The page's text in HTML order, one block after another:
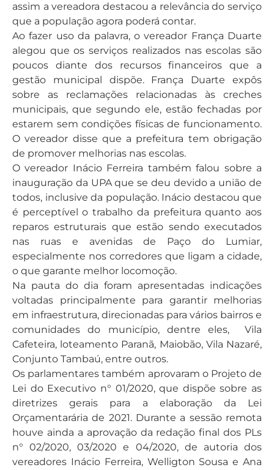
assim a vereadora destacou a relevância do serviço
que a população agora poderá contar.
Ao fazer uso da palavra, o vereador França Duarte
alegou que os serviços realizados nas escolas são
poucos diante dos recursos financeiros que a
gestão municipal dispõe. França Duarte expôs
sobre as reclamações relacionadas às creches
municipais, que segundo ele, estão fechadas por
estarem sem condições físicas de funcionamento.
O vereador disse que a prefeitura tem obrigação
de promover melhorias nas escolas.
O vereador Inácio Ferreira também falou sobre a
inauguração da UPA que se deu devido a união de
todos, inclusive da população. Inácio destacou que
é perceptível o trabalho da prefeitura quanto aos
reparos estruturais que estão sendo executados
nas ruas e avenidas de Paço do Lumiar,
especialmente nos corredores que ligam a cidade,
o que garante melhor locomoção.
Na pauta do dia foram apresentadas indicações
voltadas principalmente para garantir melhorias
em infraestrutura, direcionadas para vários bairros e
comunidades do município, dentre eles, Vila
Cafeteira, loteamento Paranã, Maiobão, Vila Nazaré,
Conjunto Tambaú, entre outros.
Os parlamentares também aprovaram o Projeto de
Lei do Executivo n° 01/2020, que dispõe sobre as
diretrizes gerais para a elaboração da Lei
Orçamentarária de 2021. Durante a sessão remota
houve ainda a aprovação da redação final dos PLs
n° 02/2020, 03/2020 e 04/2020, de autoria dos
vereadores Inácio Ferreira, Welligton Sousa e Ana